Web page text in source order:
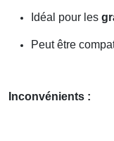
Idéal pour les
Peut être
Inconvénients :